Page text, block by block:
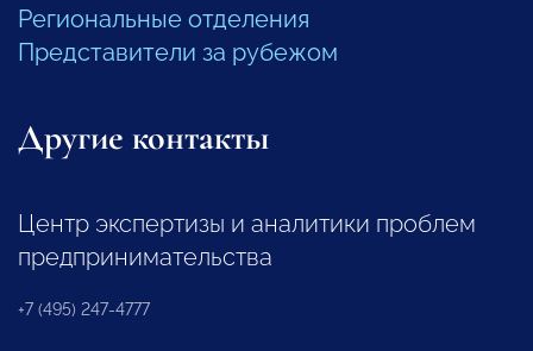
Региональные отделения
Представители за рубежом
Другие контакты
Центр экспертизы и аналитики проблем
предпринимательства
+7 (495) 247-4777